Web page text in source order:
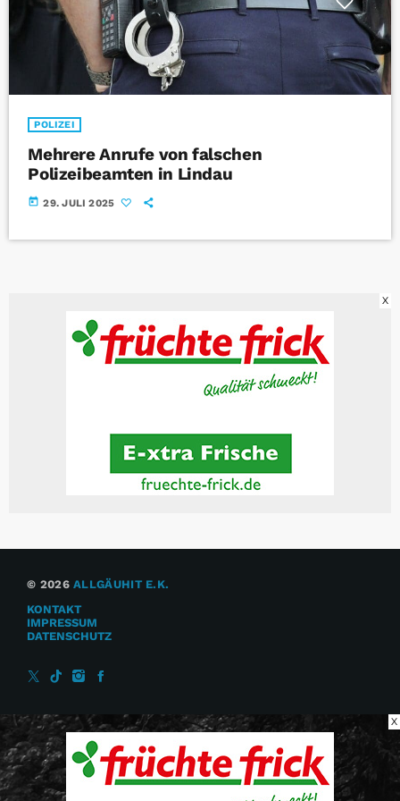
POLIZEI
Mehrere Anrufe von falschen
Polizeibeamten in Lindau
today 29. JULI 2025
X
© 2026ALLGÄUHIT E.K.
KONTAKT
IMPRESSUM
DATENSCHUTZ
X